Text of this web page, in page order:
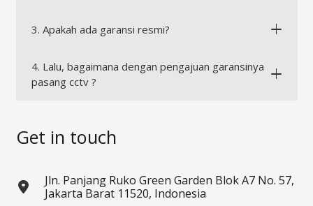
3. Apakah ada garansi resmi?
4. Lalu, bagaimana dengan pengajuan garansinya
pasang cctv ?
Get in touch
Jln. Panjang Ruko Green Garden Blok A7 No. 57,
Jakarta Barat 11520, Indonesia